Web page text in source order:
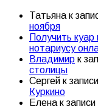
Татьяна к
ноября
Получить куар
нотариусу
Владимир к
столицы
Сергей к записи
Куркино
Елена к записи